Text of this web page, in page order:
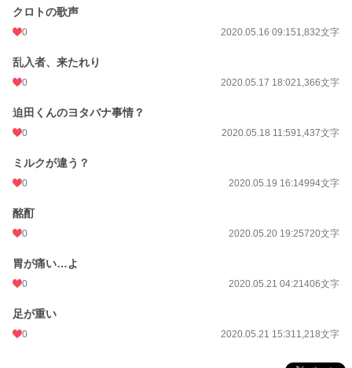
クロトの歌声
0 2020.05.16 09:151,832文字
乱入者、来たれり
0 2020.05.17 18:021,366文字
迫田くんのヨタバナ事情？
0 2020.05.18 11:591,437文字
ミルクが違う？
0 2020.05.19 16:14994文字
酩酊
0 2020.05.20 19:25720文字
胃が痛い…よ
0 2020.05.21 04:21406文字
足が重い
0 2020.05.21 15:311,218文字